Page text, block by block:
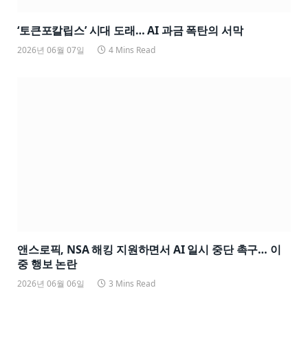
‘토큰포칼립스’ 시대 도래… AI 과금 폭탄의 서막
2026년 06월 07일 4 Mins Read
앤스로픽, NSA 해킹 지원하면서 AI 일시 중단 촉구… 이
중 행보 논란
2026년 06월 06일 3 Mins Read